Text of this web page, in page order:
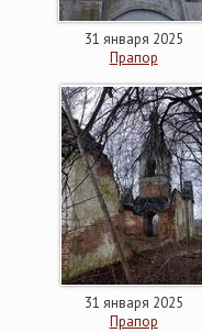
31 января 2025
Прапор
31 января 2025
Прапор